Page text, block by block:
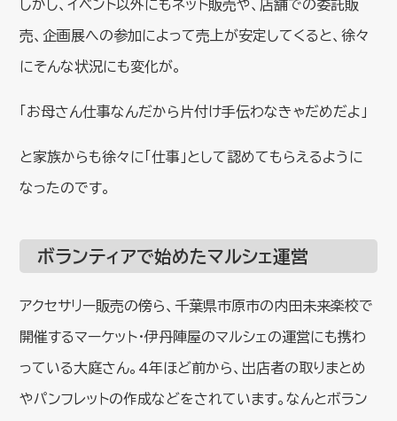
しかし、イベント以外にもネット販売や、店舗での委託販
売、企画展への参加によって売上が安定してくると、徐々
にそんな状況にも変化が。
「お母さん仕事なんだから片付け手伝わなきゃだめだよ」
と家族からも徐々に「仕事」として認めてもらえるように
なったのです。
ボランティアで始めたマルシェ運営
アクセサリー販売の傍ら、千葉県市原市の内田未来楽校で
開催するマーケット・伊丹陣屋のマルシェの運営にも携わ
っている大庭さん。4年ほど前から、出店者の取りまとめ
やパンフレットの作成などをされています。なんとボラン